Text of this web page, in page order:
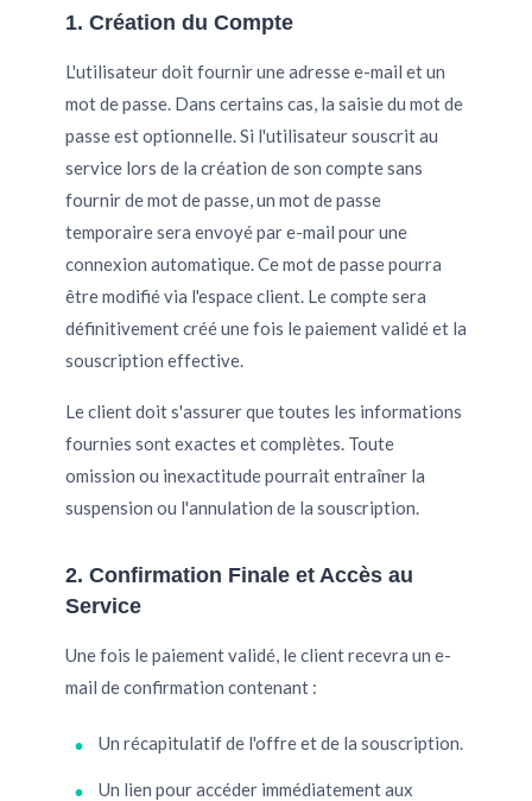
1. Création du Compte
L'utilisateur doit fournir une adresse e-mail et un
mot de passe. Dans certains cas, la saisie du mot de
passe est optionnelle. Si l'utilisateur souscrit au
service lors de la création de son compte sans
fournir de mot de passe, un mot de passe
temporaire sera envoyé par e-mail pour une
connexion automatique. Ce mot de passe pourra
être modifié via l'espace client. Le compte sera
définitivement créé une fois le paiement validé et la
souscription effective.
Le client doit s'assurer que toutes les informations
fournies sont exactes et complètes. Toute
omission ou inexactitude pourrait entraîner la
suspension ou l'annulation de la souscription.
2. Confirmation Finale et Accès au
Service
Une fois le paiement validé, le client recevra un e-
mail de confirmation contenant :
Un récapitulatif de l'offre et de la souscription.
Un lien pour accéder immédiatement aux